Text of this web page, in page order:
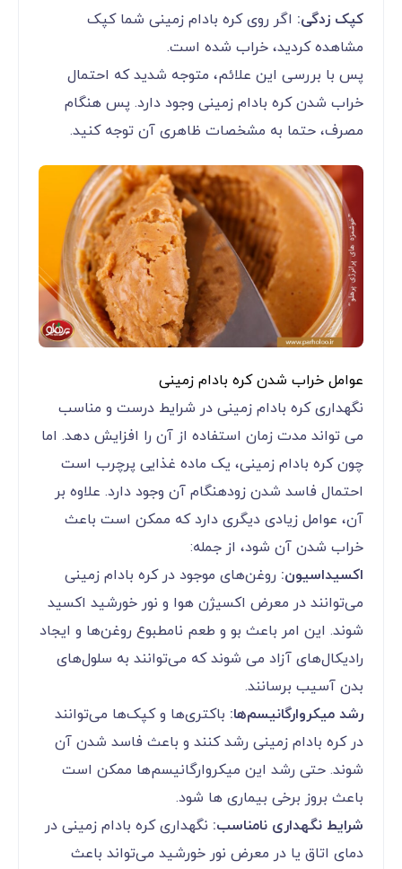
کپک زدگی: اگر روی کره بادام زمینی شما کپک
مشاهده کردید، خراب شده است.
پس با بررسی این علائم، متوجه شدید که احتمال
خراب شدن کره بادام زمینی وجود دارد. پس هنگام
مصرف، حتما به مشخصات ظاهری آن توجه کنید.
عوامل خراب شدن کره بادام زمینی
نگهداری کره بادام زمینی در شرایط درست و مناسب
می تواند مدت زمان استفاده از آن را افزایش دهد. اما
چون کره بادام زمینی، یک ماده غذایی پرچرب است
احتمال فاسد شدن زودهنگام آن وجود دارد. علاوه ‌بر
آن، عوامل زیادی دیگری دارد که ممکن است باعث
خراب شدن آن شود، از جمله:
اکسیداسیون: روغن‌های موجود در کره بادام زمینی
می‌توانند در معرض اکسیژن هوا و نور خورشید اکسید
شوند. این امر باعث بو و طعم نامطبوع روغن‌ها و ایجاد
رادیکال‌های آزاد می شوند که می‌توانند به سلول‌های
بدن آسیب برسانند.
رشد میکروارگانیسم‌ها: باکتری‌ها و کپک‌ها می‌توانند
در کره بادام زمینی رشد کنند و باعث فاسد شدن آن
شوند. حتی رشد این میکروارگانیسم‌ها ممکن است
باعث بروز برخی بیماری ها شود.
شرایط نگهداری نامناسب: نگهداری کره بادام زمینی در
دمای اتاق یا در معرض نور خورشید می‌تواند باعث